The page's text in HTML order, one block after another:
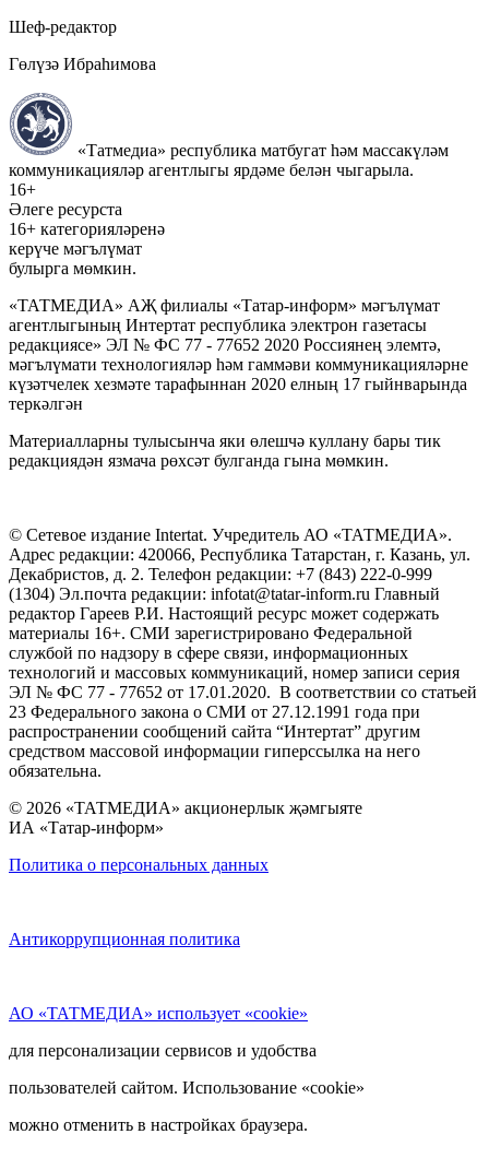
Шеф-редактор
Гөлүзә Ибраһимова
«Татмедиа» республика матбугат һәм массакүләм
коммуникацияләр агентлыгы ярдәме белән чыгарыла.
16+
Әлеге ресурста
16+ категорияләренә
керүче мәгълүмат
булырга мөмкин.
«ТАТМЕДИА» АҖ филиалы «Татар-информ» мәгълүмат
агентлыгының Интертат республика электрон газетасы
редакциясе» ЭЛ № ФС 77 - 77652 2020 Россиянең элемтә,
мәгълүмати технологияләр һәм гаммәви коммуникацияләрне
күзәтчелек хезмәте тарафыннан 2020 елның 17 гыйнварында
теркәлгән
Материалларны тулысынча яки өлешчә куллану бары тик
редакциядән язмача рөхсәт булганда гына мөмкин.
© Сетевое издание Intertat. Учредитель АО «ТАТМЕДИА».
Адрес редакции: 420066, Республика Татарстан, г. Казань, ул.
Декабристов, д. 2. Телефон редакции: +7 (843) 222-0-999
(1304) Эл.почта редакции: infotat@tatar-inform.ru Главный
редактор Гареев Р.И. Настоящий ресурс может содержать
материалы 16+. СМИ зарегистрировано Федеральной
службой по надзору в сфере связи, информационных
технологий и массовых коммуникаций, номер записи серия
ЭЛ № ФС 77 - 77652 от 17.01.2020. В соответствии со статьей
23 Федерального закона о СМИ от 27.12.1991 года при
распространении сообщений сайта “Интертат” другим
средством массовой информации гиперссылка на него
обязательна.
© 2026 «ТАТМЕДИА» акционерлык җәмгыяте
ИА «Татар-информ»
Политика о персональных данных
Антикоррупционная политика
АО «ТАТМЕДИА» использует «cookie»
для персонализации сервисов и удобства
пользователей сайтом. Использование «cookie»
можно отменить в настройках браузера.